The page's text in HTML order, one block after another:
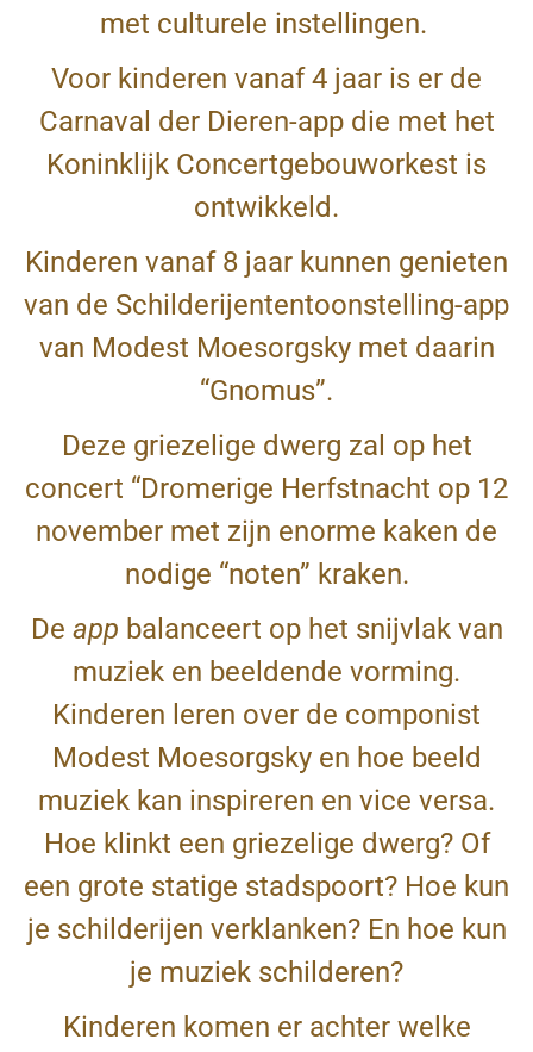
met culturele instellingen.
Voor kinderen vanaf 4 jaar is er de
Carnaval der Dieren-app die met het
Koninklijk Concertgebouworkest is
ontwikkeld.
Kinderen vanaf 8 jaar kunnen genieten
van de Schilderijententoonstelling-app
van Modest Moesorgsky met daarin
“Gnomus”.
Deze griezelige dwerg zal op het
concert “Dromerige Herfstnacht op 12
november met zijn enorme kaken de
nodige “noten” kraken.
De app balanceert op het snijvlak van
muziek en beeldende vorming.
Kinderen leren over de componist
Modest Moesorgsky en hoe beeld
muziek kan inspireren en vice versa.
Hoe klinkt een griezelige dwerg? Of
een grote statige stadspoort? Hoe kun
je schilderijen verklanken? En hoe kun
je muziek schilderen?
Kinderen komen er achter welke